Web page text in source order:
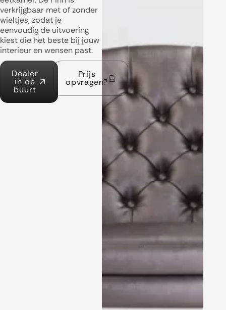
verkrijgbaar met of zonder
wieltjes, zodat je
eenvoudig de uitvoering
kiest die het beste bij jouw
interieur en wensen past.
Dealer
in de
buurt
Prijs
opvragen?